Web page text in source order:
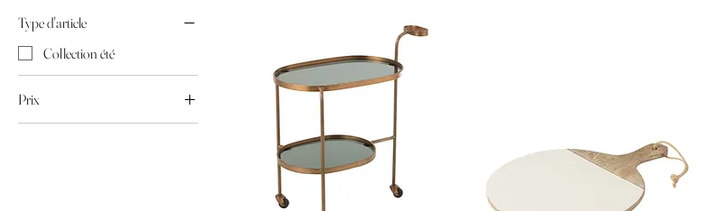
Type d'article
Collection été
Prix